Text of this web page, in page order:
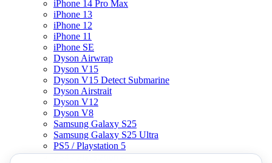
iPhone 14 Pro Max
iPhone 13
iPhone 12
iPhone 11
iPhone SE
Dyson Airwrap
Dyson V15
Dyson V15 Detect Submarine
Dyson Airstrait
Dyson V12
Dyson V8
Samsung Galaxy S25
Samsung Galaxy S25 Ultra
PS5 / Playstation 5
PS4 / Playstation 4